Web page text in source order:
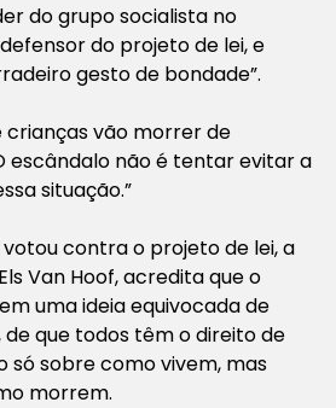
do grupo socialista no
do projeto de lei, e
gesto de bondade”.
crianças vão morrer de
escândalo não é tentar evitar a
situação.”
contra o projeto de lei, a
Van Hoof, acredita que o
uma ideia equivocada de
que todos têm o direito de
só sobre como vivem, mas
morrem.